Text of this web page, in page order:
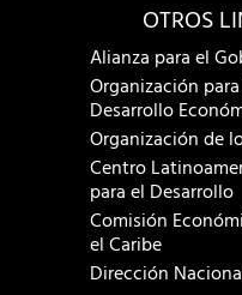
OTROS
Alianza para el
Organización
Desarrollo
Organización de
Centro
para el Desarrollo
Comisión
el Caribe
Dirección